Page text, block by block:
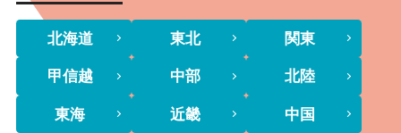
北海道 東北 関東
甲信越 中部 北陸
東海 近畿 中国